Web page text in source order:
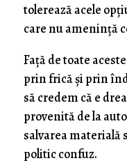
tolerează acele
care nu amenință
Față de toate
prin frică și prin
să credem că e
provenită de la
salvarea materială
politic confuz.